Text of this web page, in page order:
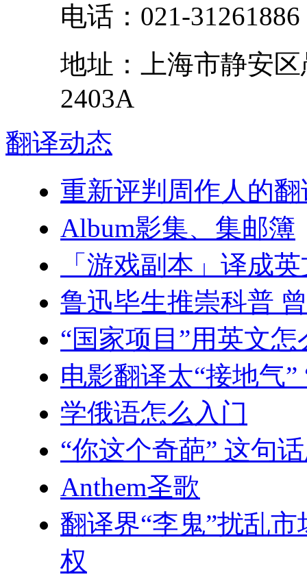
电话： 021-31261886
地址：
上海市静安区
2403A
翻译动态
重新评判周作人的
Album影集、集邮簿
「游戏副本」译成
鲁迅毕生推崇科普
“国家项目”用英文怎
电影翻译太“接地气
学俄语怎么入门
“你这个奇葩” 这句
Anthem圣歌
翻译界“李鬼”扰乱
权